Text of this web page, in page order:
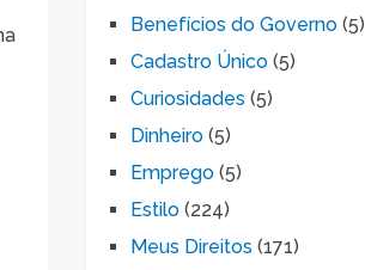
Benefícios do Governo (5)
Cadastro Único (5)
Curiosidades (5)
Dinheiro (5)
Emprego (5)
Estilo (224)
Meus Direitos (171)